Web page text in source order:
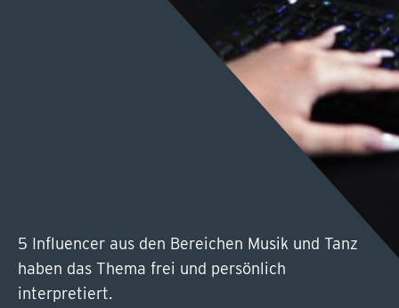
5 Influencer aus den Bereichen Musik und Tanz
haben das Thema frei und persönlich
interpretiert.